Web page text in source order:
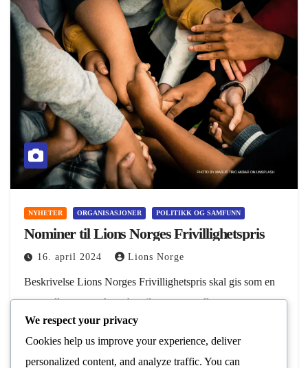
NYHETER ORGANISASJONER POLITIKK OG SAMFUNN
Nominer til Lions Norges Frivillighetspris
16. april 2024 Lions Norge
Beskrivelse Lions Norges Frivillighetspris skal gis som en
støtte eller oppmerksomhet til en person eller gruppe som
gjennom sitt arbeid har gjort en spesiell innsats i sitt
nærmiljø for barn og/eller ungdom.…
We respect your privacy
Cookies help us improve your experience, deliver
personalized content, and analyze traffic. You can